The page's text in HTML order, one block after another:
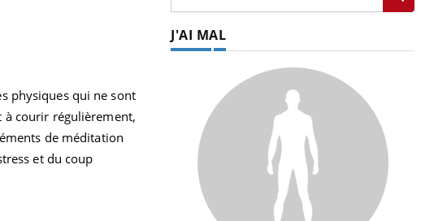
physiques qui ne sont
à courir régulièrement,
de méditation
et du coup
J'AI MAL